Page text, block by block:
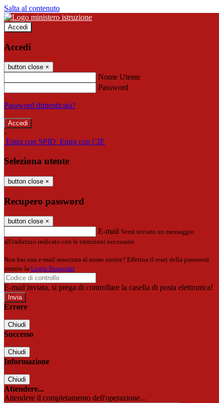
Salta al contenuto
Accedi
Accedi
button close ×
Nome Utente
Password
Password dimenticata?
-
Entra con SPID Entra con CIE
Seleziona utente
button close ×
Recupero password
button close ×
E-mail Verrà inviato un messaggio
all'indirizzo indicato con le istruzioni necessarie.
Non hai una e-mail associata al nome utente? Effettua il reset della password
tramite la Login Spaggiari
E-mail inviata, si prega di controllare la casella di posta elettronica!
Errore
Chiudi
Successo
Chiudi
Informazione
Chiudi
Attendere...
Attendere il completamento dell'operazione...